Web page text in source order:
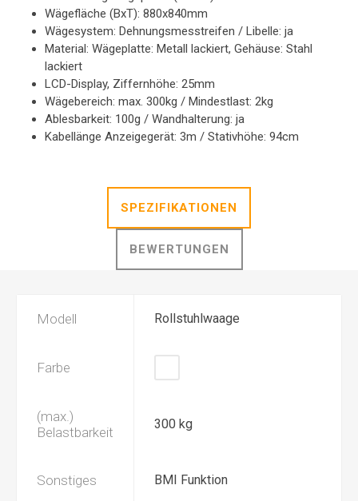
Wägefläche (BxT): 880x840mm
Wägesystem: Dehnungsmesstreifen / Libelle: ja
Material: Wägeplatte: Metall lackiert, Gehäuse: Stahl
lackiert
LCD-Display, Ziffernhöhe: 25mm
Wägebereich: max. 300kg / Mindestlast: 2kg
Ablesbarkeit: 100g / Wandhalterung: ja
Kabellänge Anzeigegerät: 3m / Stativhöhe: 94cm
SPEZIFIKATIONEN
BEWERTUNGEN
Modell Rollstuhlwaage
Farbe
(max.)
Belastbarkeit
300 kg
Sonstiges BMI Funktion